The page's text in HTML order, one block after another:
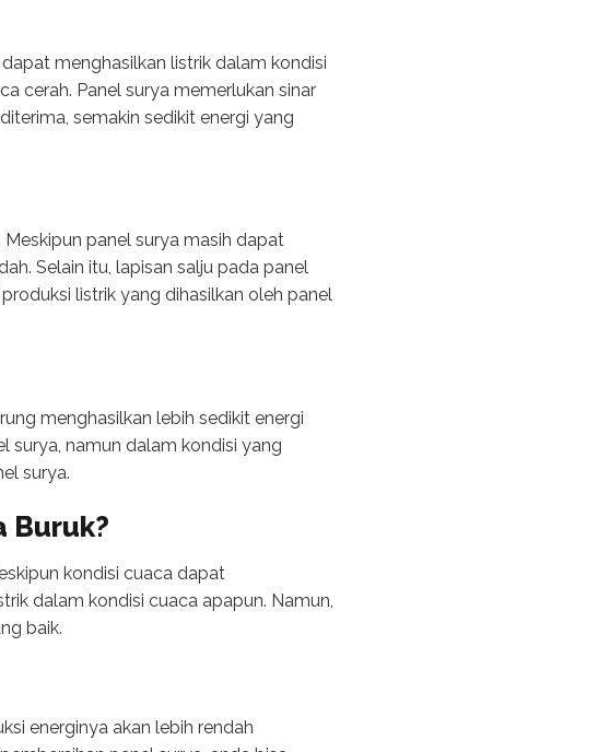
menghasilkan listrik dalam kondisi
cerah. Panel surya memerlukan sinar
semakin sedikit energi yang
panel surya masih dapat
Selain itu, lapisan salju pada panel
listrik yang dihasilkan oleh panel
menghasilkan lebih sedikit energi
surya, namun dalam kondisi yang
surya.
Buruk?
kondisi cuaca dapat
dalam kondisi cuaca apapun. Namun,
baik.
energinya akan lebih rendah